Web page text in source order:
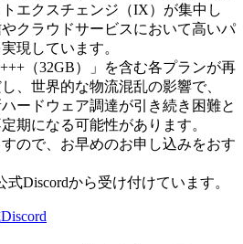
エクスチェンジ（IX）が集中し
クラウドサービスにおいて高いパ
現しています。
（32GB）」を含む各プランが再
、世界的な物流混乱の影響で、
ードウェア調達が引き続き困難と
期になる可能性があります。
ので、お早めのお申し込みをおす
式Discordから受け付けています。